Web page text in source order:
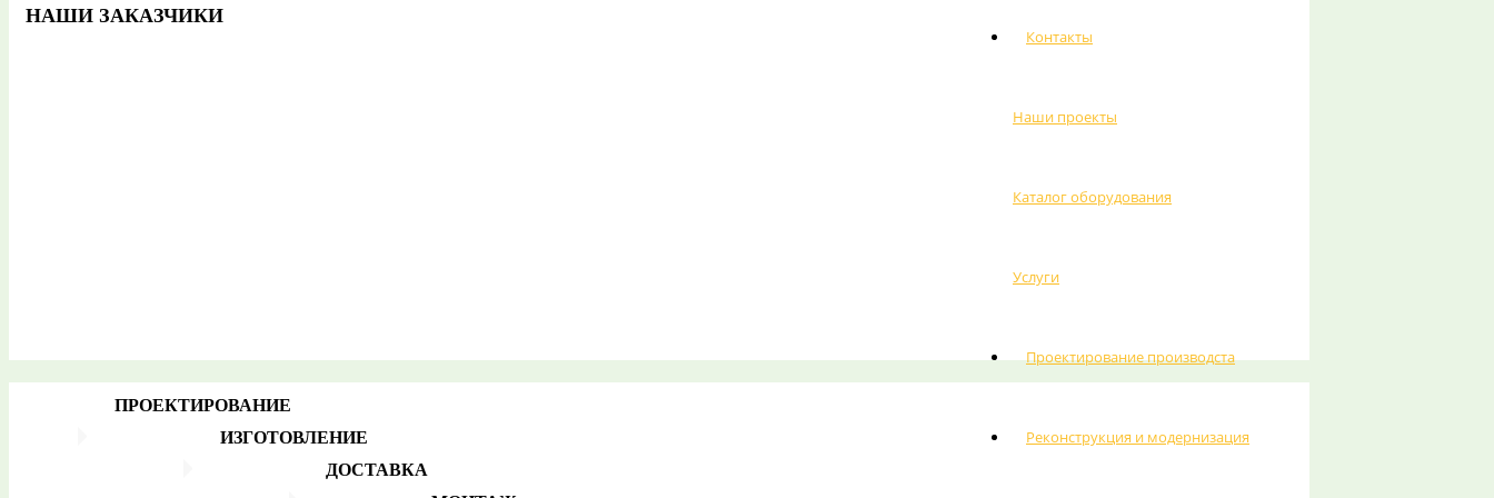
Контакты
Наши проекты
Каталог оборудования
Услуги
Проектирование производста
Реконструкция и модернизация
НАШИ ЗАКАЗЧИКИ
ПРОЕКТИРОВАНИЕ
ИЗГОТОВЛЕНИЕ
ДОСТАВКА